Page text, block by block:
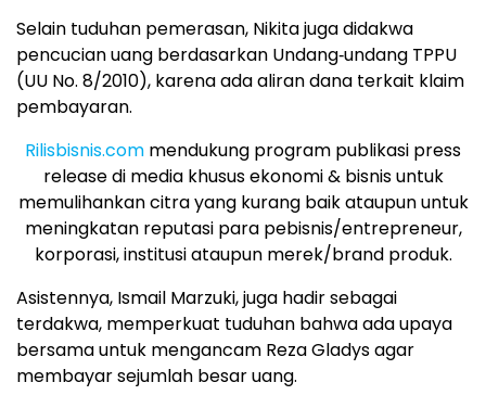
Selain tuduhan pemerasan, Nikita juga didakwa
pencucian uang berdasarkan Undang‑undang TPPU
(UU No. 8/2010), karena ada aliran dana terkait klaim
pembayaran.
Rilisbisnis.com mendukung program publikasi press
release di media khusus ekonomi & bisnis untuk
memulihankan citra yang kurang baik ataupun untuk
meningkatan reputasi para pebisnis/entrepreneur,
korporasi, institusi ataupun merek/brand produk.
Asistennya, Ismail Marzuki, juga hadir sebagai
terdakwa, memperkuat tuduhan bahwa ada upaya
bersama untuk mengancam Reza Gladys agar
membayar sejumlah besar uang.